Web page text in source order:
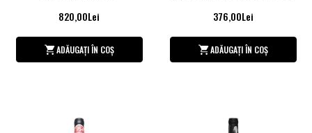
820,00Lei
ADĂUGAȚI ÎN COȘ
376,00Lei
ADĂUGAȚI ÎN COȘ